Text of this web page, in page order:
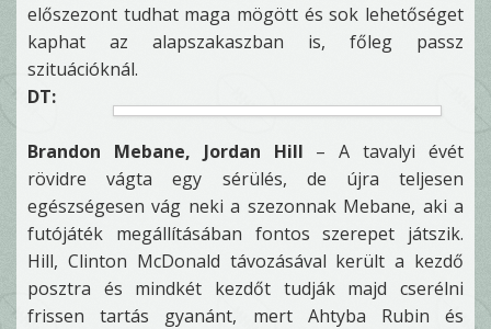
előszezont tudhat maga mögött és sok lehetőséget
kaphat az alapszakaszban is, főleg passz
szituációknál.
DT:
Brandon Mebane, Jordan Hill – A tavalyi évét
rövidre vágta egy sérülés, de újra teljesen
egészségesen vág neki a szezonnak Mebane, aki a
futójáték megállításában fontos szerepet játszik.
Hill, Clinton McDonald távozásával került a kezdő
posztra és mindkét kezdőt tudják majd cserélni
frissen tartás gyanánt, mert Ahtyba Rubin és